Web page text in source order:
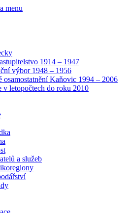
menu
1914 – 1947
výbor 1948 – 1956
osamostatnění Kaňovic 1994 – 2006
v letopočtech do roku 2010
a služeb